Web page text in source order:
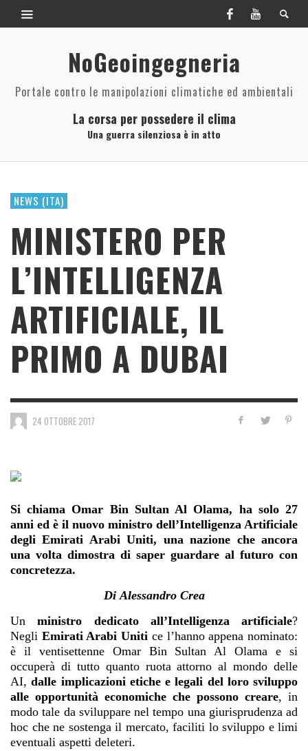
NoGeoingegneria
Portale contro le manipolazioni climatiche ed ambientali
La corsa per possedere il clima
Una guerra silenziosa è in atto
NEWS (ITA)
MINISTERO PER
L’INTELLIGENZA
ARTIFICIALE, IL
PRIMO A DUBAI
24 OTTOBRE 2017
Si chiama Omar Bin Sultan Al Olama, ha solo 27
anni ed è il nuovo ministro dell’Intelligenza Artificiale
degli Emirati Arabi Uniti, una nazione che ancora
una volta dimostra di saper guardare al futuro con
concretezza.
DiAlessandro Crea
Unministro dedicato all’Intelligenza artificiale?
Negli Emirati Arabi Uniti ce l’hanno appena nominato:
è il ventisettenne Omar Bin Sultan Al Olama e si
occuperà di tutto quanto ruota attorno al mondo delle
AI,dalle implicazioni etiche e legali del loro sviluppo
alle opportunità economiche che possono creare, in
modo tale da sviluppare nel tempo una giurisprudenza ad
hoc che ne sostenga il mercato, faciliti lo sviluppo e limi
eventuali aspetti deleteri.